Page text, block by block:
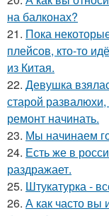
на балконах?
21. Пока
плейсов, кто-то
из Китая.
22. Девушка
старой
ремонт начинать.
23. Мы начинаем
24. Есть же в
раздражает.
25. Штукатурка -
26. А как часто вы